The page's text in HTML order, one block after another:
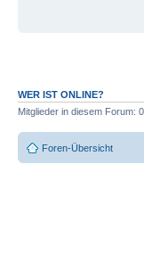
WER IST ONLINE?
Mitglieder in diesem Forum:
Foren-Übersicht